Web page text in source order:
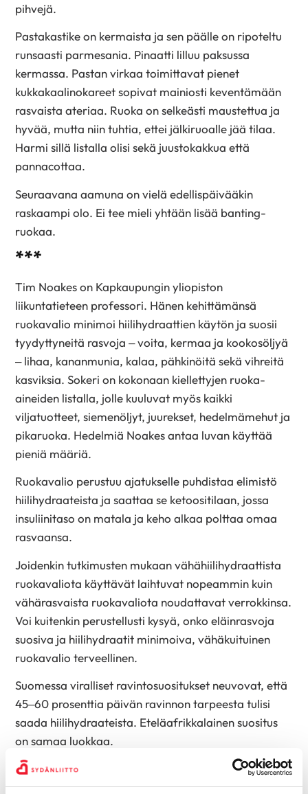
pihvejä.
Pastakastike on kermaista ja sen päälle on ripoteltu
runsaasti parmesania. Pinaatti lilluu paksussa
kermassa. Pastan virkaa toimittavat pienet
kukkakaalinokareet sopivat mainiosti keventämään
rasvaista ateriaa. Ruoka on selkeästi maustettua ja
hyvää, mutta niin tuhtia, ettei jälkiruoalle jää tilaa.
Harmi sillä listalla olisi sekä juustokakkua että
pannacottaa.
Seuraavana aamuna on vielä edellispäivääkin
raskaampi olo. Ei tee mieli yhtään lisää banting-
ruokaa.
***
Tim Noakes on Kapkaupungin yliopiston
liikuntatieteen professori. Hänen kehittämänsä
ruokavalio minimoi hiilihydraattien käytön ja suosii
tyydyttyneitä rasvoja – voita, kermaa ja kookosöljyä
– lihaa, kananmunia, kalaa, pähkinöitä sekä vihreitä
kasviksia. Sokeri on kokonaan kiellettyjen ruoka-
aineiden listalla, jolle kuuluvat myös kaikki
viljatuotteet, siemenöljyt, juurekset, hedelmämehut ja
pikaruoka. Hedelmiä Noakes antaa luvan käyttää
pieniä määriä.
Ruokavalio perustuu ajatukselle puhdistaa elimistö
hiilihydraateista ja saattaa se ketoositilaan, jossa
insuliinitaso on matala ja keho alkaa polttaa omaa
rasvaansa.
Joidenkin tutkimusten mukaan vähähiilihydraattista
ruokavaliota käyttävät laihtuvat nopeammin kuin
vähärasvaista ruokavaliota noudattavat verrokkinsa.
Voi kuitenkin perustellusti kysyä, onko eläinrasvoja
suosiva ja hiilihydraatit minimoiva, vähäkuituinen
ruokavalio terveellinen.
Suomessa viralliset ravintosuositukset neuvovat, että
45–60 prosenttia päivän ravinnon tarpeesta tulisi
saada hiilihydraateista. Eteläafrikkalainen suositus
on samaa luokkaa.
***